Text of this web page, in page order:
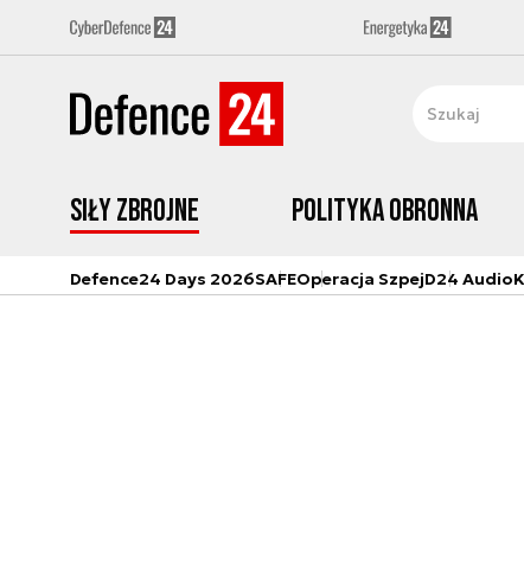
Siły zbrojne Polityka obronna
Defence24 Days 2026SAFEOperacja SzpejD24 Audio